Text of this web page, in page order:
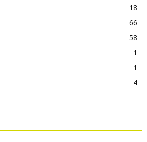
18
66
58
1
1
4